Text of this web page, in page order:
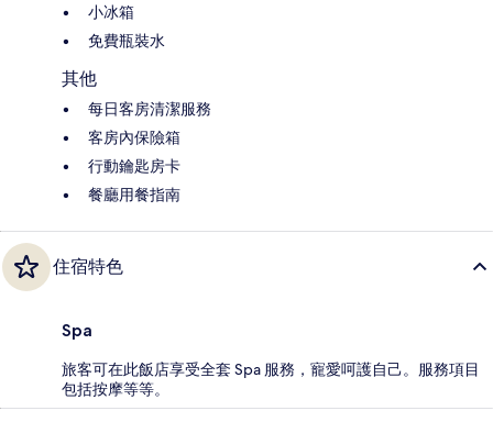
小冰箱
免費瓶裝水
其他
每日客房清潔服務
客房內保險箱
行動鑰匙房卡
餐廳用餐指南
住宿特色
Spa
旅客可在此飯店享受全套 Spa 服務，寵愛呵護自己。服務項目
包括按摩等等。